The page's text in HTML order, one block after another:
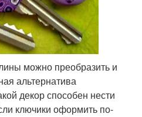
можно преобразить и
альтернатива
декор способен нести
ключики оформить по-